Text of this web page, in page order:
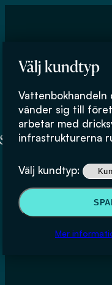
Välj kundtyp
Vattenbokhandeln
vänder sig till
arbetar med
infrastrukturerna
Välj kundtyp:
Mer